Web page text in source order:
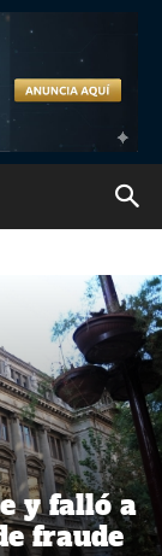
y falló a
fraude